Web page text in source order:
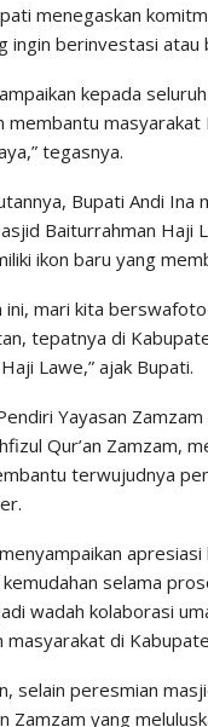
menegaskan
ingin berinvestasi
kepada
membantu
tegasnya.
Bupati Andi
Baiturrahman Haji
ikon baru yang
ini, mari kita
tepatnya di
Lawe,” ajak Bupati.
Yayasan
Qur’an Zamzam,
terwujudnya
kemudahan selama
wadah kolaborasi
masyarakat di
selain peresmian
Zamzam yang